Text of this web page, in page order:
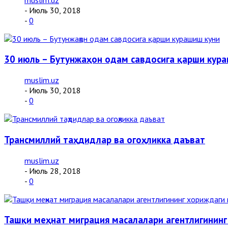
- Июль 30, 2018
- 0
30 июль – Бутунжаҳон одам савдосига қарши
muslim.uz
- Июль 30, 2018
- 0
Трансмиллий таҳдидлар ва огоҳликка даъват
muslim.uz
- Июль 28, 2018
- 0
Ташқи меҳнат миграция масалалари